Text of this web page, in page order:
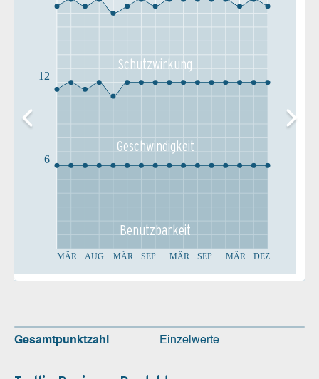
MÄR AUG MÄR SEP MÄR SEP MÄR DEZ
6
12
Schutz­wirkung
Geschw­indigkeit
Benutz­barkeit
Gesamtpunktzahl Einzelwerte